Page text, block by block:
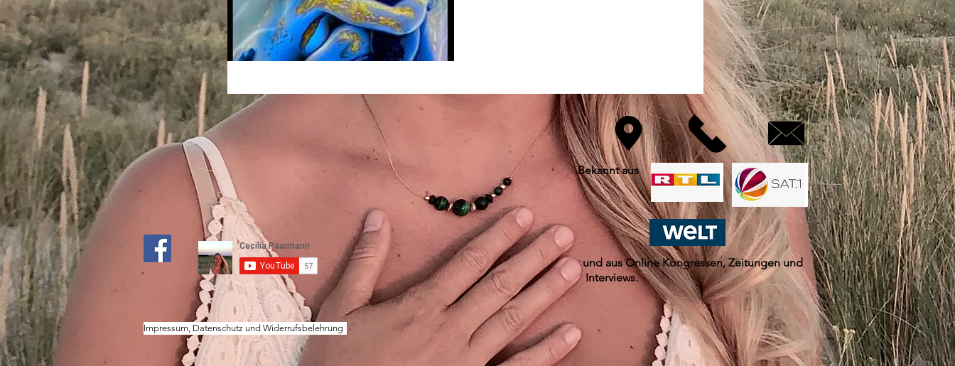
Bekannt aus
und aus Online Kongressen, Zeitungen und
Interviews.
Impressum, Datenschutz und Widerrufsbelehrung